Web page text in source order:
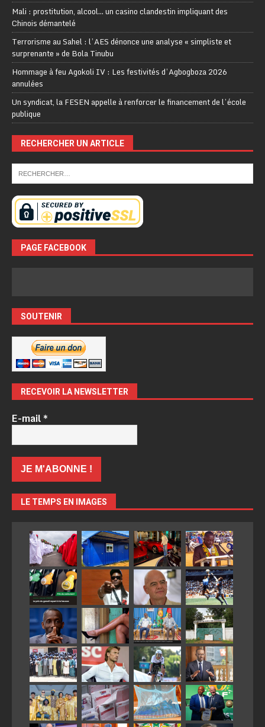
Mali : prostitution, alcool… un casino clandestin impliquant des
Chinois démantelé
Terrorisme au Sahel : l’AES dénonce une analyse « simpliste et
surprenante » de Bola Tinubu
Hommage à feu Agokoli IV : Les festivités d’Agbogboza 2026
annulées
Un syndicat, la FESEN appelle à renforcer le financement de l’école
publique
RECHERCHER UN ARTICLE
PAGE FACEBOOK
SOUTENIR
RECEVOIR LA NEWSLETTER
E-mail*
LE TEMPS EN IMAGES